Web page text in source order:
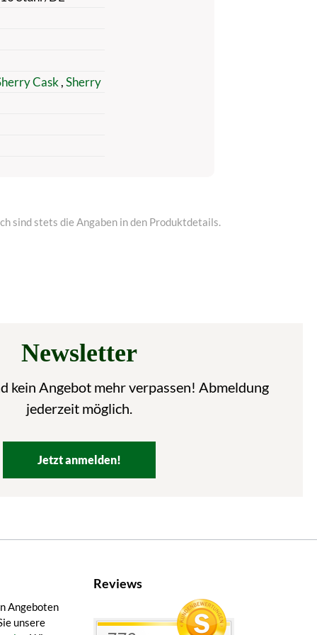
Cask,Sherry
sind stets die Angaben in den Produktdetails.
Newsletter
kein Angebot mehr verpassen! Abmeldung
jederzeit möglich.
Jetzt anmelden!
Angeboten
unsere
Reviews